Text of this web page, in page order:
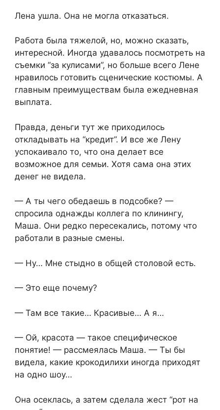
Лена ушла. Она не могла отказаться.
Работа была тяжелой, но, можно сказать,
интересной. Иногда удавалось посмотреть на
съемки “за кулисами”, но больше всего Лене
нравилось готовить сценические костюмы. А
главным преимуществам была ежедневная
выплата.
Правда, деньги тут же приходилось
откладывать на “кредит”. И все же Лену
успокаивало то, что она делает все
возможное для семьи. Хотя сама она этих
денег не видела.
— А ты чего обедаешь в подсобке? —
спросила однажды коллега по клинингу,
Маша. Они редко пересекались, потому что
работали в разные смены.
— Ну… Мне стыдно в общей столовой есть.
— Это еще почему?
— Там все такие… Красивые… А я…
— Ой, красота — такое специфическое
понятие! — рассмеялась Маша. — Ты бы
видела, какие крокодилихи иногда приходят
на одно шоу…
Она осеклась, а затем сделала жест “рот на